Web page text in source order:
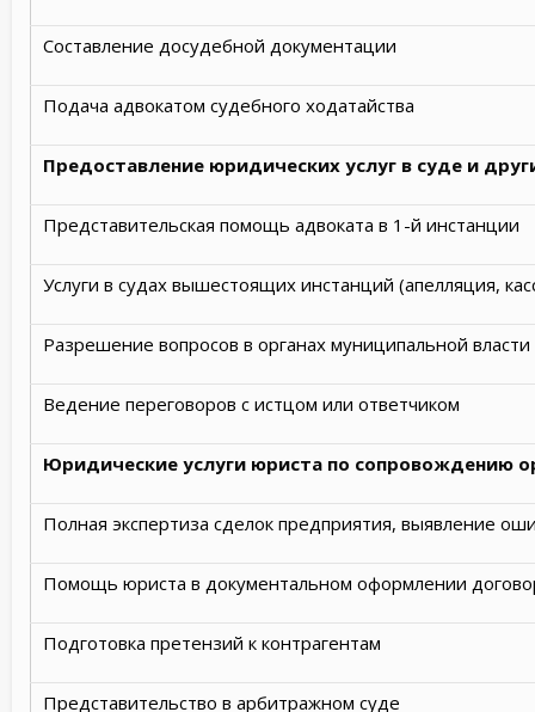
Составление досудебной документации
Подача адвокатом судебного ходатайства
Предоставление юридических услуг в суде и
Представительская помощь адвоката в 1-й инстанции
Услуги в судах вышестоящих инстанций (апелляция,
Разрешение вопросов в органах муниципальной власти
Ведение переговоров с истцом или ответчиком
Юридические услуги юриста по сопровождению
Полная экспертиза сделок предприятия, выявление
Помощь юриста в документальном оформлении
Подготовка претензий к контрагентам
Представительство в арбитражном суде